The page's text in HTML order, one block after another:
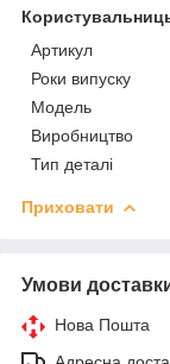
Артикул
Роки випуску
Мoдель
Виробництво
Тип деталі
Приховати
Умови
Нова Пошта